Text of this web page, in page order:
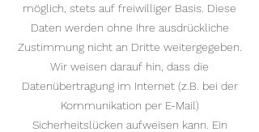
möglich, stets auf freiwilliger Basis. Diese
Daten werden ohne Ihre ausdrückliche
Zustimmung nicht an Dritte weitergegeben.
Wir weisen darauf hin, dass die
Datenübertragung im Internet (z.B. bei der
Kommunikation per E-Mail)
Sicherheitslücken aufweisen kann. Ein